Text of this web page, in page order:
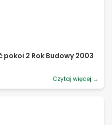
pokoi 2 Rok Budowy 2003
Czytaj więcej →